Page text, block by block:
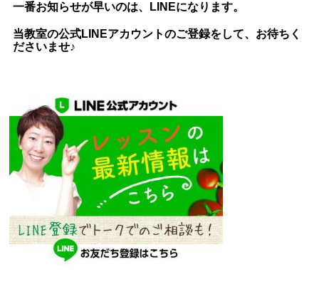
一番お知らせが早いのは、LINEになります。
当教室の公式LINEアカウントのご登録をして、お待ちく
ださいませ♪